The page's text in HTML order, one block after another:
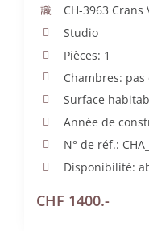
CH-3963 Crans
Studio
Pièces: 1
Chambres:
Surface
Année de
N° de réf.:
Disponibilité:
CHF 1400.-